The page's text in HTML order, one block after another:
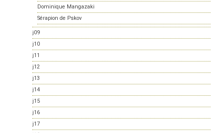
Dominique Mangazaki
Sérapion de Pskov
j09
j10
j11
j12
j13
j14
j15
j16
j17